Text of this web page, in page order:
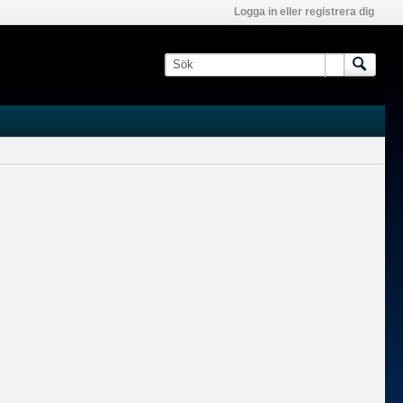
Logga in eller registrera dig